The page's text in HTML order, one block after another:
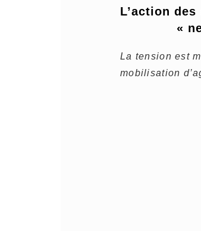
L’action
«
La tension est
mobilisation